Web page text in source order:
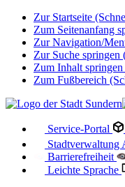
Zur Startseite
Zum Seitenanfang
Zur Navigation/
Zur Suche springen
Zum Inhalt
Zum Fußbereich
Service-Portal
Stadtverwaltung
Barrierefreiheit
Leichte Sprache